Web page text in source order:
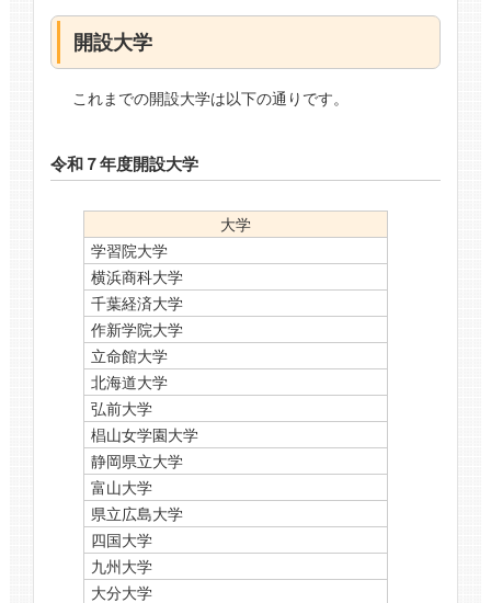
開設大学
これまでの開設大学は以下の通りです。
令和７年度開設大学
大学
学習院大学
横浜商科大学
千葉経済大学
作新学院大学
立命館大学
北海道大学
弘前大学
椙山女学園大学
静岡県立大学
富山大学
県立広島大学
四国大学
九州大学
大分大学